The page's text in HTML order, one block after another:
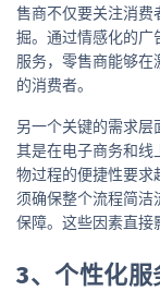
售商不仅要关注消费
掘。通过情感化的广
服务，零售商能够
的消费者。
另一个关键的需求
其是在电子商务和线
物过程的便捷性要求
须确保整个流程简
保障。这些因素直接
3、个性化